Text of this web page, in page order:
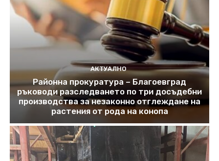
АКТУАЛНО
Районна прокуратура – Благоевград
ръководи разследването по три досъдебни
производства за незаконно отглеждане на
растения от рода на конопа